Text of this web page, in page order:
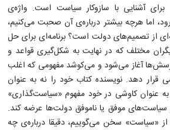
آشنایی با سازوکار سیاست است. واژه‌ی
اما هرچه بیشتر درباره‌ی آن صحبت می‌کنیم،
از تصمیم‌های دولت است؟ برنامه‌ای برای حل
مختلف که در نهایت به شکل‌گیری قواعد و
آغاز می‌شود و می‌کوشد مفهومی که اغلب
دهد. نویسنده کتاب خود را نه به‌ عنوان
‌عنوان کاوشی در خود مفهوم «سیاست‌گذاری»
سیاست‌های موفق یا ناموفق دولت‌ها عرضه کند.
سخن می‌گوییم، دقیقا درباره‌ی چه